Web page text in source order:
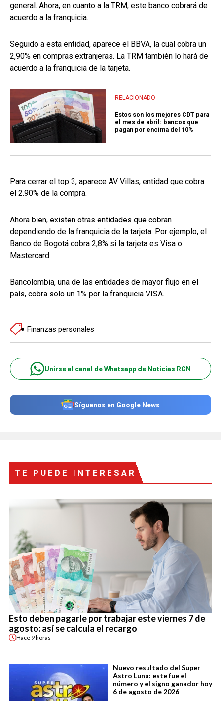
general. Ahora, en cuanto a la TRM, este banco cobrará de
acuerdo a la franquicia.
Seguido a esta entidad, aparece el BBVA, la cual cobra un
2,90% en compras extranjeras. La TRM también lo hará de
acuerdo a la franquicia de la tarjeta.
RELACIONADO
Estos son los mejores CDT para
el mes de abril: bancos que
pagan por encima del 10%
Para cerrar el top 3, aparece AV Villas, entidad que cobra
el 2.90% de la compra.
Ahora bien, existen otras entidades que cobran
dependiendo de la franquicia de la tarjeta. Por ejemplo, el
Banco de Bogotá cobra 2,8% si la tarjeta es Visa o
Mastercard.
Bancolombia, una de las entidades de mayor flujo en el
país, cobra solo un 1% por la franquicia VISA.
Finanzas personales
Unirse al canal de Whatsapp de Noticias RCN
Síguenos en Google News
TE PUEDE INTERESAR
Esto deben pagarle por trabajar este viernes 7 de
agosto: así se calcula el recargo
Hace 9 horas
Nuevo resultado del Super
Astro Luna: este fue el
número y el signo ganador hoy
6 de agosto de 2026